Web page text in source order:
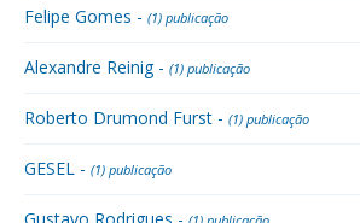
Felipe Gomes - (1) publicação
Alexandre Reinig - (1) publicação
Roberto Drumond Furst - (1) publicação
GESEL - (1) publicação